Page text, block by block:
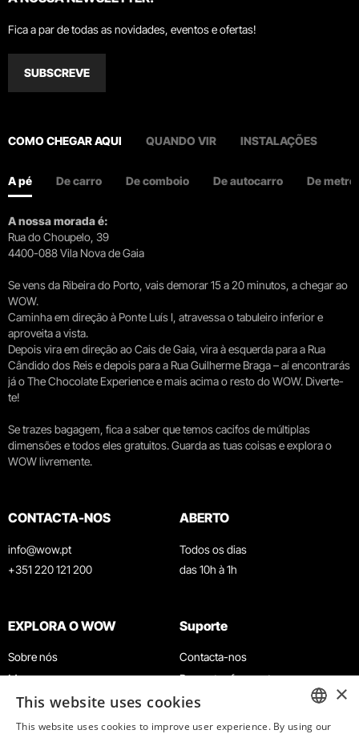
Fica a par de todas as novidades, eventos e ofertas!
SUBSCREVE
COMO CHEGAR AQUI QUANDO VIR INSTALAÇÕES
A pé De carro De comboio De autocarro De metro
A nossa morada é:
Rua do Choupelo, 39
4400-088 Vila Nova de Gaia
Se vens da Ribeira do Porto, vais demorar 15 a 20 minutos, a chegar ao
WOW.
Caminha em direção à Ponte Luís I, atravessa o tabuleiro inferior e
aproveita a vista.
Depois vira em direção ao Cais de Gaia, vira à esquerda para a Rua
Cândido dos Reis e depois para a Rua Guilherme Braga – aí encontrarás
já o The Chocolate Experience e mais acima o resto do WOW. Diverte-
te!
Se trazes bagagem, fica a saber que temos cacifos de múltiplas
dimensões e todos eles gratuitos. Guarda as tuas coisas e explora o
WOW livremente.
CONTACTA-NOS
info@wow.pt
+351 220 121 200
ABERTO
Todos os dias
das 10h à 1h
EXPLORA O WOW
Sobre nós
Museus
Agenda
Notícias
Suporte
Contacta-nos
Perguntas frequentes
Termos e Condições
Política de privacidade e cookies
×
This website uses cookies
This website uses cookies to improve user experience. By using our